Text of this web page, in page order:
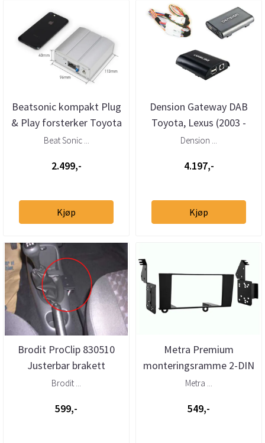
Beatsonic kompakt Plug
& Play forsterker Toyota
Lexus Subaru
Beat Sonic ...
2.499,-
Kjøp
Dension Gateway DAB
Toyota, Lexus (2003 -
2016)
Dension ...
4.197,-
Kjøp
Brodit ProClip 830510
Justerbar brakett
Brodit ...
599,-
Metra Premium
monteringsramme 2-DIN
Lexus LS400 (1995 -
Metra ...
549,-